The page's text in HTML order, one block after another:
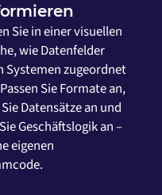
Sie in einer visuellen
wie Datenfelder
Systemen zugeordnet
Sie Formate an,
Datensätze an und
Geschäftslogik an –
eigenen